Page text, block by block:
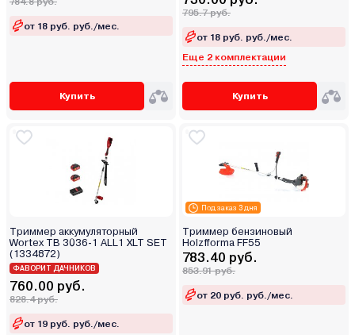
от 18 руб. руб./мес.
Купить
795.7 руб.
от 18 руб. руб./мес.
Еще 2 комплектации
Купить
Триммер аккумуляторный
Wortex TB 3036-1 ALL1 XLT SET
(1334872)
ФАВОРИТ ДАЧНИКОВ
760.00 руб.
828.4 руб.
от 19 руб. руб./мес.
Под заказ 3 дня
Триммер бензиновый
Holzfforma FF55
783.40 руб.
853.91 руб.
от 20 руб. руб./мес.